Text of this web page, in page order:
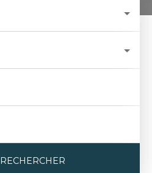
RECHERCHER